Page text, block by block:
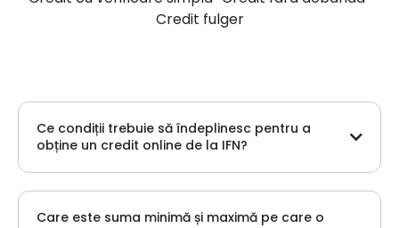
Credit fulger
Ce condiții trebuie să îndeplinesc pentru a
obține un credit online de la IFN?
consum trebuie să îndeplinești următoarele condiții:
Care este suma minimă și maximă pe care o